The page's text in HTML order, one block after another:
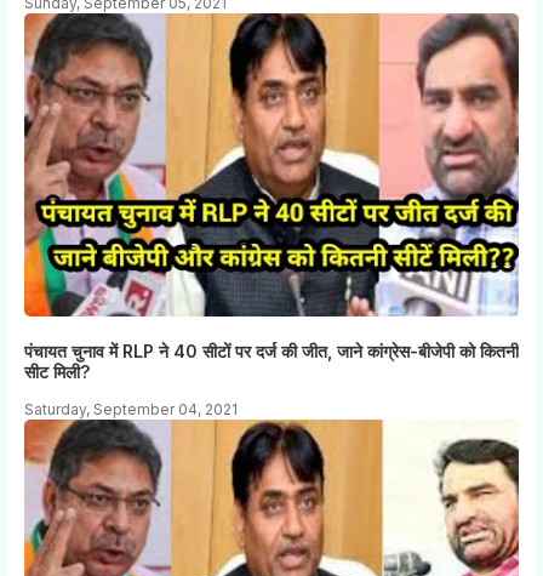
पंचायत चुनाव में RLP ने 40 सीटों पर दर्ज की जीत, जाने कांग्रेस-बीजेपी को कितनी
सीट मिली?
Saturday, September 04, 2021